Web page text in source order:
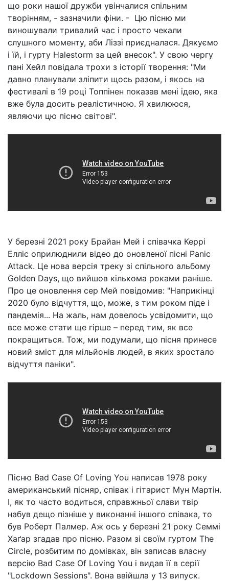
що роки нашої дружби увінчалися спільним
творінням, - зазначили фіни. - Цю пісню ми
виношували тривалий час і просто чекали
слушного моменту, аби Ліззі приєдналася. Дякуємо
і їй, і гурту Halestorm за цей внесок". У свою чергу
пані Хейл повідала трохи з історії творення: "Ми
давно планували зліпити щось разом, і якось на
фестивалі в 19 році Топпінен показав мені ідею, яка
вже була досить реалістичною. Я хвилююся,
являючи цю пісню світові".
У березні 2021 року Брайан Мей і співачка Керрі
Елліс оприлюднили відео до оновленої пісні Panic
Attack. Це нова версія треку зі спільного альбому
Golden Days, що вийшов кількома роками раніше.
Про це оновлення сер Мей повідомив: "Наприкінці
2020 було відчуття, що, може, з тим роком піде і
пандемія... На жаль, нам довелось усвідомити, що
все може стати ще гірше – перед тим, як все
покращиться. Тож, ми подумали, що пісня принесе
новий зміст для мільйонів людей, в яких зростало
відчуття паніки".
Пісню Bad Case Of Loving You написав 1978 року
американський пісняр, співак і гітарист Мун Мартін.
І, як то часто водиться, справжньої слави твір
набув дещо пізніше у виконанні іншого співака, то
був Роберт Палмер. Аж ось у березні 21 року Семмі
Хаґар згадав про пісню. Разом зі своїм гуртом The
Circle, розбитим по домівках, він записав власну
версію Bad Case Of Loving You і видав її в серії
"Lockdown Sessions". Вона ввійшла у 13 випуск.